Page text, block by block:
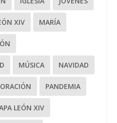
XIV MARÍA
MÚSICA NAVIDAD
ORACIÓN PANDEMIA
LEÓN XIV